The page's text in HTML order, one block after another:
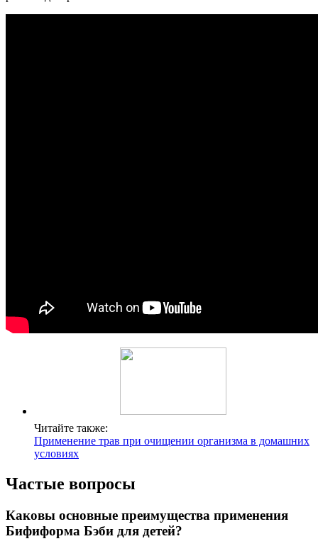
Читайте также:
Применение трав при очищении организма в домашних
условиях
Частые вопросы
Каковы основные преимущества применения
Бифиформа Бэби для детей?